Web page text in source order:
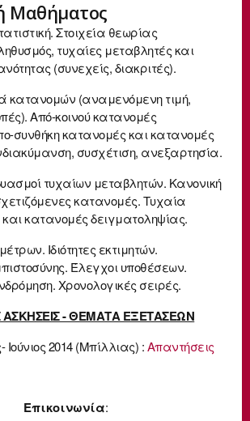
Μαθήματος
Στοιχεία θεωρίας
τυχαίες μεταβλητές και
(συνεχείς, διακριτές).
κατανομών (αναμενόμενη τιμή,
Από-κοινού κατανομές
συνθήκη κατανομές και κατανομές
συσχέτιση, ανεξαρτησία.
τυχαίων μεταβλητών. Κανονική
κατανομές. Τυχαία
κατανομές δειγματοληψίας.
Ιδιότητες εκτιμητών.
Έλεγχοι υποθέσεων.
Χρονολογικές σειρές.
- ΘΕΜΑΤΑ ΕΞΕΤΑΣΕΩΝ
Ιούνιος 2014 (Μπίλλιας) :Απαντήσεις
Επικοινωνία: